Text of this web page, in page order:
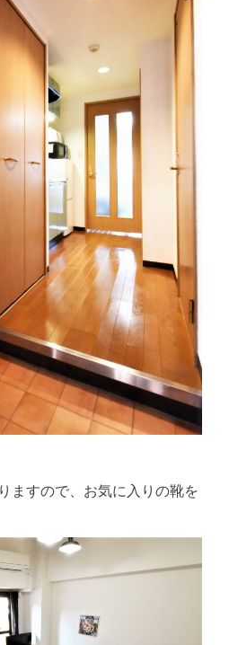
ますので、お気に入りの靴を